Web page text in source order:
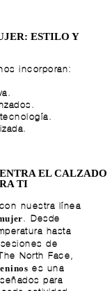
ESTILO Y
incorporan:
EL CALZADO
TI
nuestra línea
. Desde
hasta
de
North Face,
es una
para